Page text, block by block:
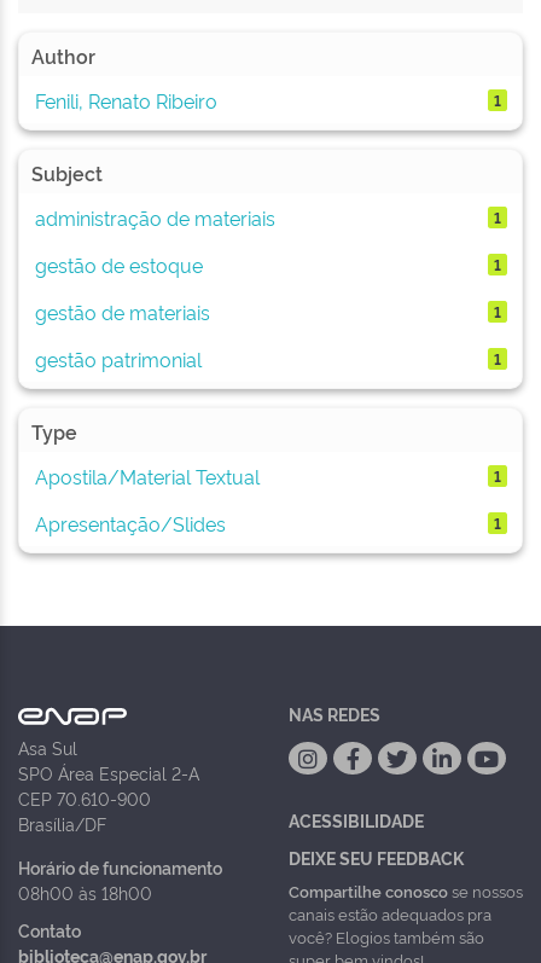
Author
Fenili, Renato Ribeiro
1
Subject
administração de materiais
1
gestão de estoque 1
gestão de materiais 1
gestão patrimonial 1
Type
Apostila/Material Textual
1
Apresentação/Slides 1
Asa Sul
SPO Área Especial 2-A
CEP 70.610-900
Brasília/DF
Horário de funcionamento
08h00 às 18h00
Contato
biblioteca@enap.gov.br
NAS REDES
ACESSIBILIDADE
DEIXE SEU FEEDBACK
Compartilhe conoscose nossos
canais estão adequados pra
você? Elogios também são